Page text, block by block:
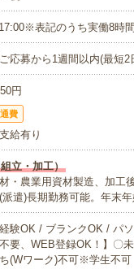
表記のうち実働8時間
応募から1週間以内(最短
円
費
給有り
立・加工）
・農業用資材製造、加工
派遣)長期勤務可能。年末
験OK / ブランクOK / パ
不要、WEB登録OK！】
(Wワーク)不可※学生不可